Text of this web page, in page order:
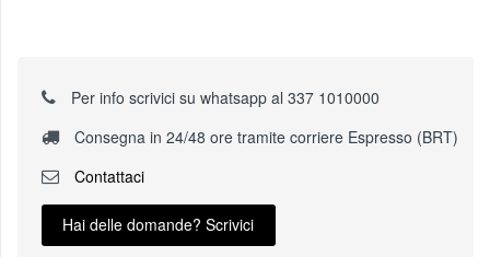
Per info scrivici su whatsapp al 337 1010000
Consegna in 24/48 ore tramite corriere Espresso (BRT)
Contattaci
Hai delle domande? Scrivici